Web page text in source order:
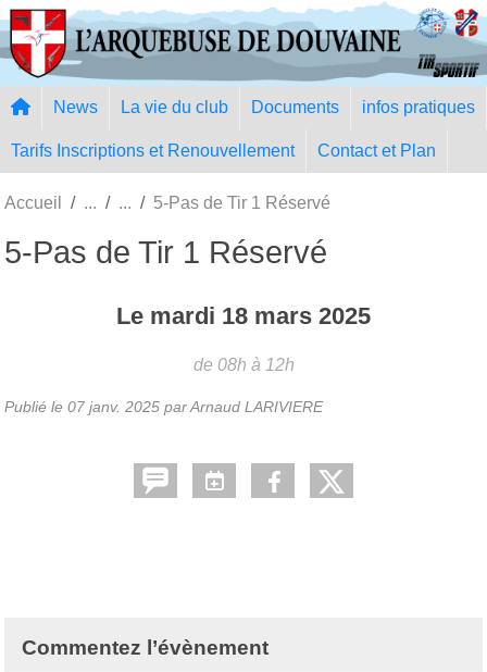
News La vie du club Documents infos pratiques
Tarifs Inscriptions et Renouvellement Contact et Plan
Accueil 5-Pas de Tir 1 Réservé
5-Pas de Tir 1 Réservé
Le mardi 18 mars 2025
de 08h à 12h
Publié le 07 janv. 2025 par Arnaud LARIVIERE
Commentez l’évènement
Panneau de gestion des cookies